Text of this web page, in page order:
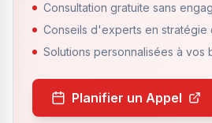
Consultation gratuite sans
Conseils d'experts en stratégie
Solutions personnalisées à vos
Planifier un Appel